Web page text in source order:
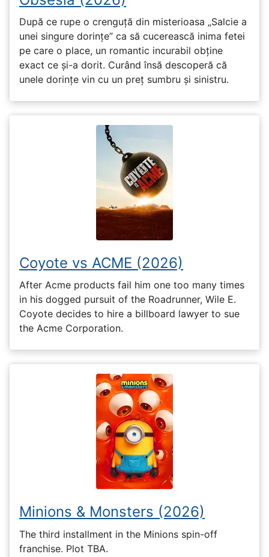
După ce rupe o crenguță din misterioasa „Salcie a
unei singure dorințe” ca să cucerească inima fetei
pe care o place, un romantic incurabil obține
exact ce și-a dorit. Curând însă descoperă că
unele dorințe vin cu un preț sumbru și sinistru.
Coyote vs ACME (2026)
After Acme products fail him one too many times
in his dogged pursuit of the Roadrunner, Wile E.
Coyote decides to hire a billboard lawyer to sue
the Acme Corporation.
Minions & Monsters (2026)
The third installment in the Minions spin-off
franchise. Plot TBA.